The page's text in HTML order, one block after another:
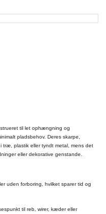
til let ophængning og
pladsbehov. Deres skarpe,
træ, plastik eller tyndt metal, mens det
eller dekorative genstande.
uden forboring, hvilket sparer tid og
til reb, wirer, kæder eller